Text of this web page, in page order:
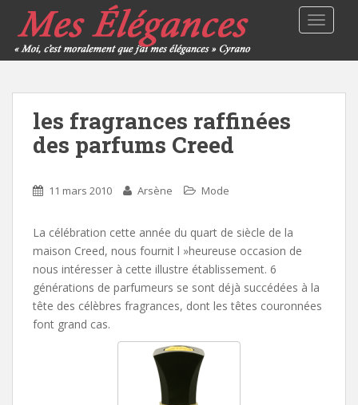
les fragrances raffinées
des parfums Creed
11 mars 2010 Arsène Mode
La célébration cette année du quart de siècle de la
maison Creed, nous fournit l »heureuse occasion de
nous intéresser à cette illustre établissement. 6
générations de parfumeurs se sont déjà succédées à la
tête des célèbres fragrances, dont les têtes couronnées
font grand cas.